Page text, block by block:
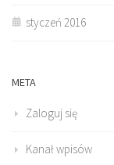
styczeń 2016
META
Zaloguj się
Kanał wpisów